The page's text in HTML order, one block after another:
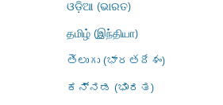
ଓଡ଼ିଆ (ଭାରତ)
தமிழ் (இந்தியா)
తెలుగు (భారతదేశం)
ಕನ್ನಡ (ಭಾರತ)